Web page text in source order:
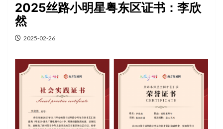
2025丝路小明星粤东区证书：李欣
然
2025-02-26